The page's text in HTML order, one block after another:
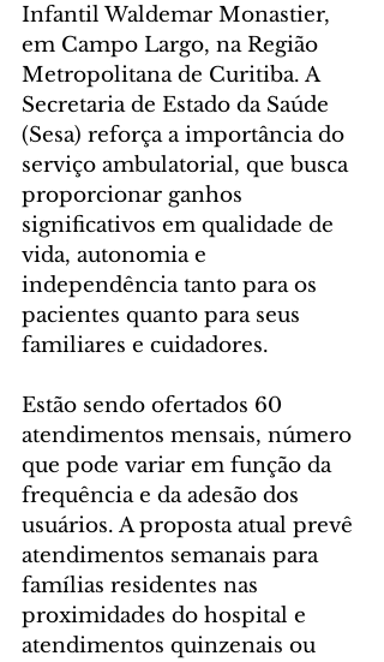
Infantil Waldemar Monastier,
em Campo Largo, na Região
Metropolitana de Curitiba. A
Secretaria de Estado da Saúde
(Sesa) reforça a importância do
serviço ambulatorial, que busca
proporcionar ganhos
significativos em qualidade de
vida, autonomia e
independência tanto para os
pacientes quanto para seus
familiares e cuidadores.
Estão sendo ofertados 60
atendimentos mensais, número
que pode variar em função da
frequência e da adesão dos
usuários. A proposta atual prevê
atendimentos semanais para
famílias residentes nas
proximidades do hospital e
atendimentos quinzenais ou